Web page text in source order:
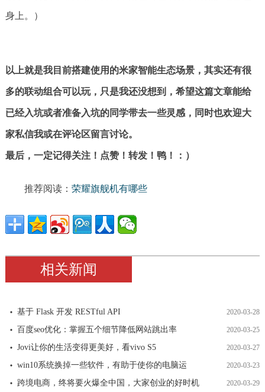
身上。）
以上就是我目前搭建使用的米家智能生态场景，其实还有很
多的联动组合可以玩，只是我还没想到，希望这篇文章能给
已经入坑或者准备入坑的同学带去一些灵感，同时也欢迎大
家私信我或在评论区留言讨论。
最后，一定记得关注！点赞！转发！鸭！：）
推荐阅读： 荣耀旗舰机有哪些
相关新闻
基于 Flask 开发 RESTful API 2020-03-28
百度seo优化：掌握五个细节降低网站跳出率 2020-03-25
Jovi让你的生活变得更美好，看vivo S5 2020-03-27
win10系统换掉一些软件，有助于使你的电脑运 2020-03-23
跨境电商，终将要火爆全中国，大家创业的好时机 2020-03-29